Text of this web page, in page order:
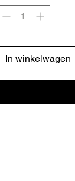
In winkelwagen